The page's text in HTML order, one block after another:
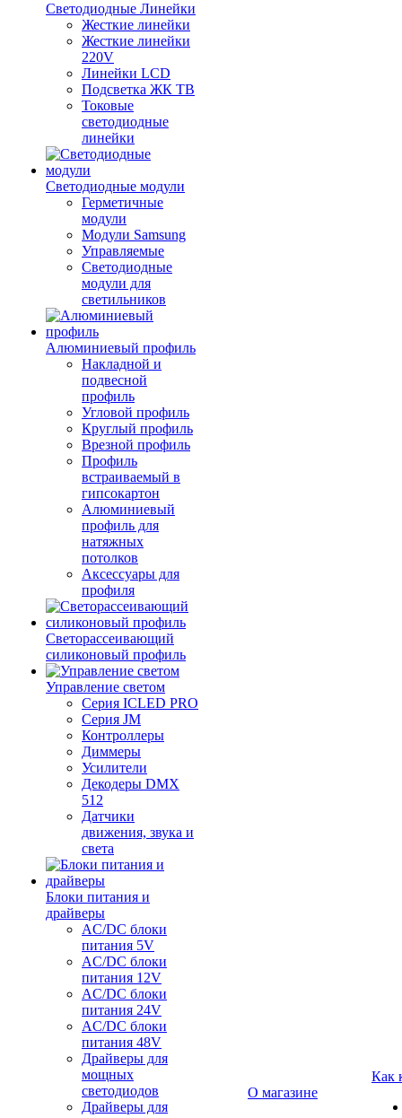
Светодиодные Линейки
Жесткие линейки
Жесткие линейки
220V
Линейки LCD
Подсветка ЖК ТВ
Токовые
светодиодные
линейки
Светодиодные модули
Герметичные
модули
Модули Samsung
Управляемые
Светодиодные
модули для
светильников
Алюминиевый профиль
Накладной и
подвесной
профиль
Угловой профиль
Круглый профиль
Врезной профиль
Профиль
встраиваемый в
гипсокартон
Алюминиевый
профиль для
натяжных
потолков
Аксессуары для
профиля
Светорассеивающий
силиконовый профиль
Управление светом
Серия ICLED PRO
Серия JM
Контроллеры
Диммеры
Усилители
Декодеры DMX
512
Датчики
движения, звука и
света
Блоки питания и
драйверы
AC/DC блоки
питания 5V
AC/DC блоки
питания 12V
AC/DC блоки
питания 24V
AC/DC блоки
питания 48V
Драйверы для
мощных
светодиодов
Драйверы для
О магазине
Как